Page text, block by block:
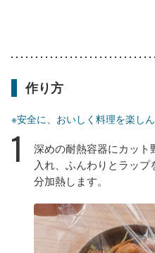
作り方
※安全に、おいしく料理を楽し
1
深めの耐熱容器にカッ
入れ、ふんわりとラッ
分加熱します。